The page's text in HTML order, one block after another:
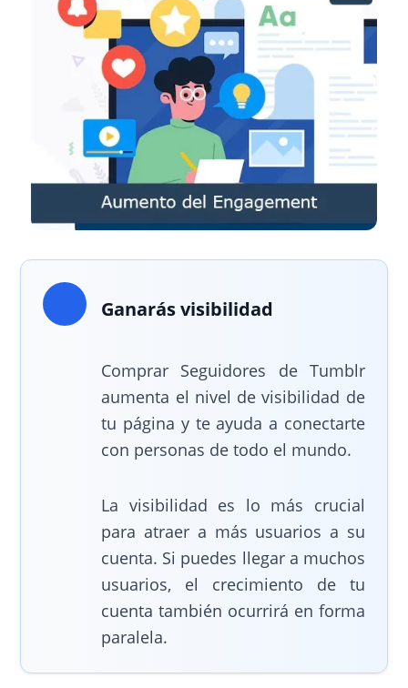
Ganarás visibilidad
Comprar Seguidores de Tumblr
aumenta el nivel de visibilidad de
tu página y te ayuda a conectarte
con personas de todo el mundo.
La visibilidad es lo más crucial
para atraer a más usuarios a su
cuenta. Si puedes llegar a muchos
usuarios, el crecimiento de tu
cuenta también ocurrirá en forma
paralela.